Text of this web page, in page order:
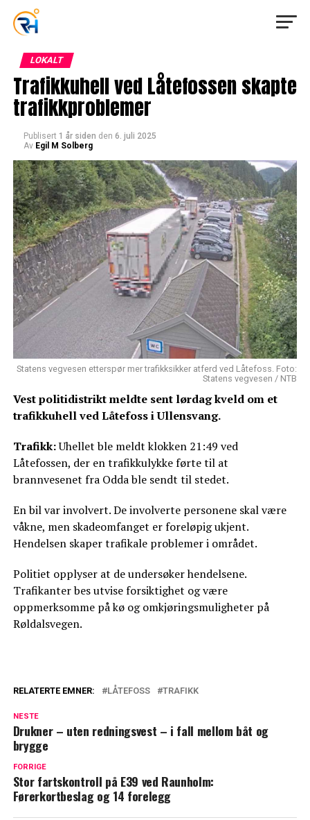
LOKALT
Trafikkuhell ved Låtefossen skapte
trafikkproblemer
Publisert 1 år siden den 6. juli 2025
Av Egil M Solberg
Statens vegvesen etterspør mer trafikksikker atferd ved Låtefoss. Foto:
Statens vegvesen / NTB
Vest politidistrikt meldte sent lørdag kveld om et
trafikkuhell ved Låtefoss i Ullensvang.
Trafikk:Uhellet ble meldt klokken 21:49 ved
Låtefossen, der en trafikkulykke førte til at
brannvesenet fra Odda ble sendt til stedet.
En bil var involvert. De involverte personene skal være
våkne, men skadeomfanget er foreløpig ukjent.
Hendelsen skaper trafikale problemer i området.
Politiet opplyser at de undersøker hendelsene.
Trafikanter bes utvise forsiktighet og være
oppmerksomme på kø og omkjøringsmuligheter på
Røldalsvegen.
RELATERTE EMNER: LÅTEFOSS TRAFIKK
NESTE
Drukner – uten redningsvest – i fall mellom båt og
brygge
FORRIGE
Stor fartskontroll på E39 ved Raunholm:
Førerkortbeslag og 14 forelegg